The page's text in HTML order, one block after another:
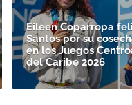
Eileen Coparropa
Santos por su
en los Juegos
del Caribe 2026